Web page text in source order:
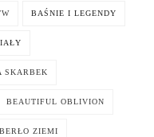
BAŚNIE I LEGENDY
SKARBEK
BEAUTIFUL OBLIVION
BERŁO ZIEMI